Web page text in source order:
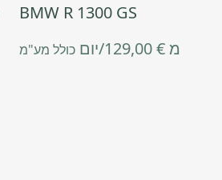
BMW R 1300 GS
מ 129,00€ /יום כולל מע"מ